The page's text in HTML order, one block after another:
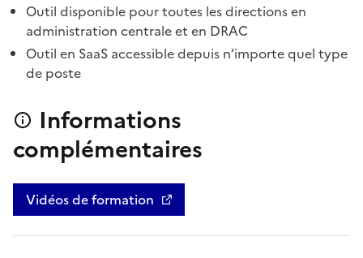
Outil disponible pour toutes les directions en
administration centrale et en DRAC
Outil en SaaS accessible depuis n’importe quel type
de poste
Informations
complémentaires
Vidéos de formation